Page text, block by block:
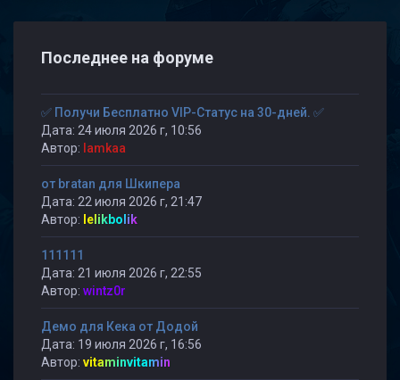
Последнее на форуме
✅ Получи Бесплатно VIP-Статус на 30-дней. ✅
Дата: 24 июля 2026 г, 10:56
Автор: lamkaa
от bratan для Шкипера
Дата: 22 июля 2026 г, 21:47
Автор: lelikbolik
111111
Дата: 21 июля 2026 г, 22:55
Автор: wintz0r
Демо для Кека от Додой
Дата: 19 июля 2026 г, 16:56
Автор: vitaminvitamin